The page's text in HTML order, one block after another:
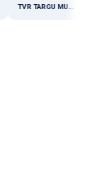
TVR TARGU MURES